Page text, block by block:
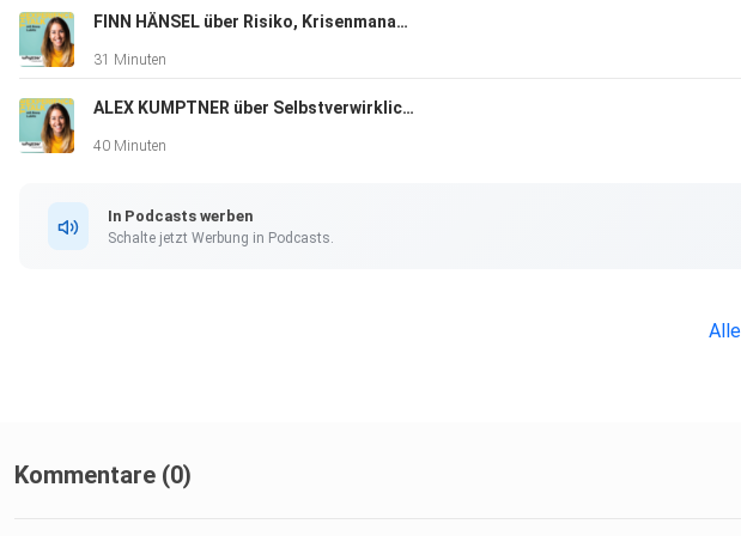
FINN HÄNSEL über Risiko, Krisenmanagement und seinen Antrieb
31 Minuten
ALEX KUMPTNER über Selbstverwirklichung, Unersättlichkeit, Social Media Hate und das Streben nach Glück
40 Minuten
In Podcasts werben
Schalte jetzt Werbung in Podcasts.
Kommentare (0)